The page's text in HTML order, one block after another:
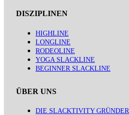
DISZIPLINEN
HIGHLINE
LONGLINE
RODEOLINE
YOGA SLACKLINE
BEGINNER SLACKLINE
ÜBER UNS
DIE SLACKTIVITY GRÜNDER